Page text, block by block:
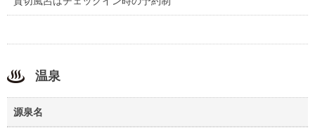
温泉
源泉名